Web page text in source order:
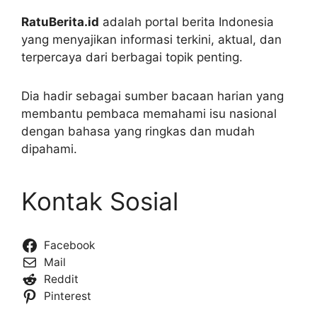
RatuBerita.id adalah portal berita Indonesia
yang menyajikan informasi terkini, aktual, dan
terpercaya dari berbagai topik penting.
Dia hadir sebagai sumber bacaan harian yang
membantu pembaca memahami isu nasional
dengan bahasa yang ringkas dan mudah
dipahami.
Kontak Sosial
Facebook
Mail
Reddit
Pinterest